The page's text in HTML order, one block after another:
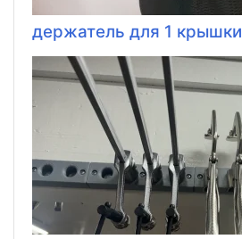
держатель для 1 крышки